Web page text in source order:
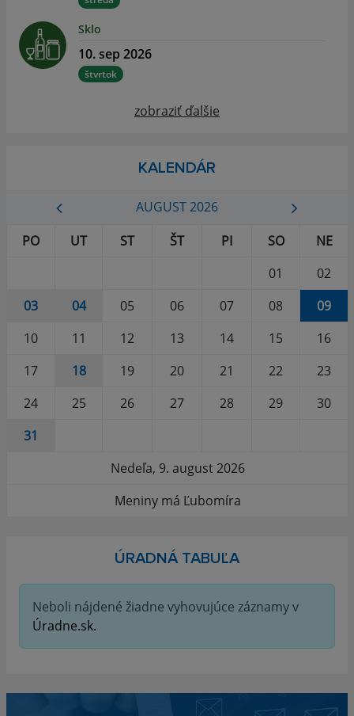
Sklo
10. sep 2026
štvrtok
zobraziť ďalšie
KALENDÁR
AUGUST 2026
PO
UT ST ŠT PI SO
NE
01
02
03
04 05 06 07 08
09
10
11 12 13 14 15
16
17
18 19 20 21 22
23
24
25 26 27 28 29
30
31
Nedeľa, 9. august 2026
Meniny má Ľubomíra
ÚRADNÁ TABUĽA
Neboli nájdené žiadne vyhovujúce záznamy v
Úradne.sk.